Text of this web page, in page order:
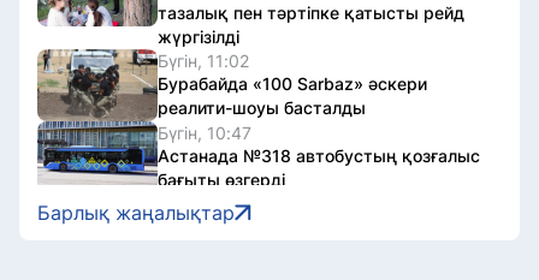
тазалық пен тәртіпке қатысты рейд
жүргізілді
Бүгін, 11:02
Бурабайда «100 Sarbaz» әскери
реалити-шоуы басталды
Бүгін, 10:47
Астанада №318 автобустың қозғалыс
бағыты өзгерді
Бүгін, 10:29
Қылмыстық топ Қызылорда
Барлық жаңалықтар